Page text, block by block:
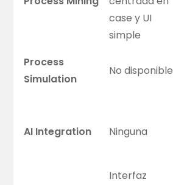
case y UI
simple
Process
Simulation
No disponible
AI Integration Ninguna
Interfaz